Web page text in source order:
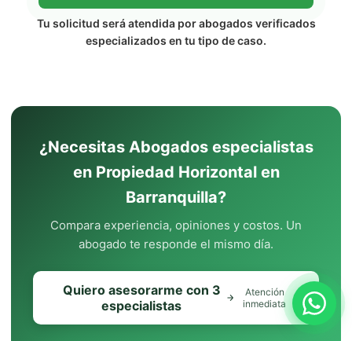
Tu solicitud será atendida por abogados verificados
especializados en tu tipo de caso.
¿Necesitas Abogados especialistas
en Propiedad Horizontal en
Barranquilla?
Compara experiencia, opiniones y costos. Un
abogado te responde el mismo día.
Quiero asesorarme con 3
especialistas
Atención
inmediata